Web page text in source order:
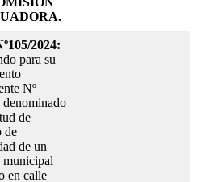
2024:
para su
Nº
denominado
de
de
de un
municipal
en calle